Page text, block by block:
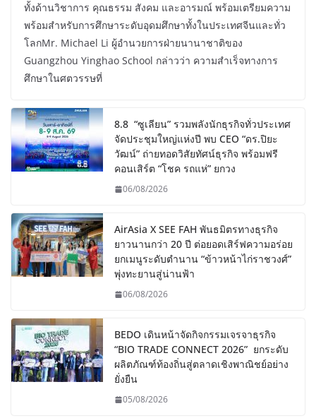
ทั้งด้านวิชาการ คุณธรรม สังคม และอารมณ์ พร้อมเตรียมความ
พร้อมสำหรับการศึกษาระดับอุดมศึกษาทั้งในประเทศจีนและทั่ว
โลกMr. Michael Li ผู้อำนวยการฝ่ายนานาชาติของ
Guangzhou Yinghao School กล่าวว่า ความสำเร็จทางการ
ศึกษาในศตวรรษที่
8.8 “ซูเลียน” รวมพลังนักธุรกิจทั่วประเทศ
จัดประชุมใหญ่แห่งปี พบ CEO “ดร.ปิยะ
วัฒน์” ถ่ายทอดวิสัยทัศน์ธุรกิจ พร้อมฟรี
คอนเสิร์ต “โชค รถแห่” ยกวง
06/08/2026
AirAsia X SEE FAH พันธมิตรทางธุรกิจ
ยาวนานกว่า 20 ปี ต่อยอดเสิร์ฟความอร่อย
ยกเมนูระดับตำนาน “ข้าวหน้าไก่ราชวงศ์”
พุ่งทะยานสู่น่านฟ้า
06/08/2026
BEDO เดินหน้าจัดกิจกรรมเจรจาธุรกิจ
“BIO TRADE CONNECT 2026” ยกระดับ
ผลิตภัณฑ์ท้องถิ่นสู่ตลาดเชิงพาณิชย์อย่าง
ยั่งยืน
05/08/2026